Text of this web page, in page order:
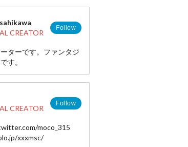
CREATOR
Follow
ターです。ファンタジ
す。
CREATOR
Follow
moco_315
xxxmsc/